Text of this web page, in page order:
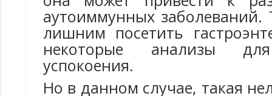
аутоиммунных заболеваний.
лишним посетить
некоторые анализы для
успокоения.
Но в данном случае, такая